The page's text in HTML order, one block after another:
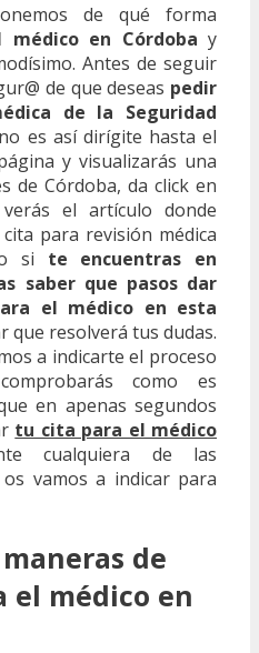
de qué forma
en Córdoba y
Antes de seguir
de que deseas pedir
de la Seguridad
es así dirígite hasta el
y visualizarás una
de Córdoba, da click en
el artículo donde
para revisión médica
si te encuentras en
saber que pasos dar
el médico en esta
que resolverá tus dudas.
a indicarte el proceso
como es
en apenas segundos
tu cita para el médico
cualquiera de las
vamos a indicar para
de
el médico en